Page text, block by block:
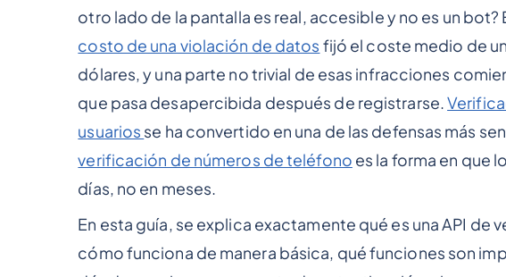
otro lado de la pantalla es real, accesible y no es un bot?
costo de una violación de datos fijó el coste medio de
dólares, y una parte no trivial de esas infracciones
que pasa desapercibida después de registrarse.
usuarios se ha convertido en una de las defensas más
verificación de números de teléfono es la forma en que
días, no en meses.
En esta guía, se explica exactamente qué es una API
cómo funciona de manera básica, qué funciones son